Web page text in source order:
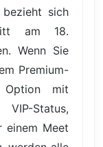
sich
am 18.
Wenn Sie
Premium-
Option mit
Status,
einem Meet